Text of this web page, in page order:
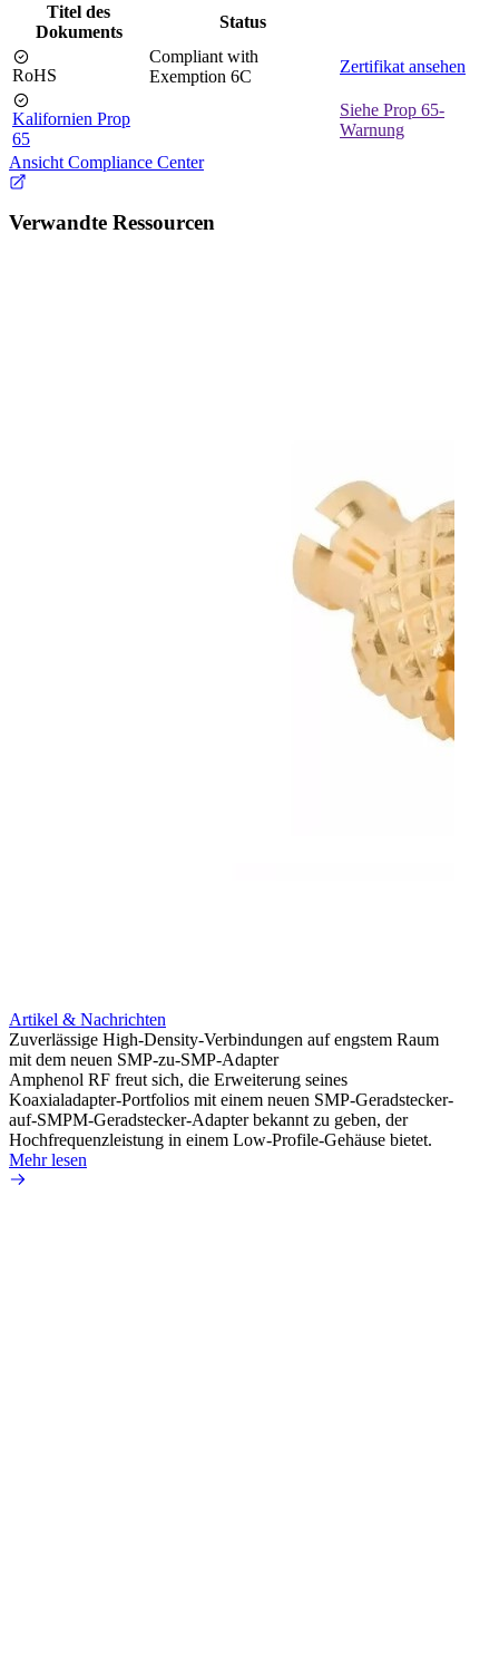
Titel des
Dokuments
Status
RoHS
Compliant with
Exemption 6C
Zertifikat ansehen
Kalifornien Prop
65
Siehe Prop 65-
Warnung
Ansicht Compliance Center
Verwandte Ressourcen
Artikel & Nachrichten
Zuverlässige High-Density-Verbindungen auf engstem Raum
mit dem neuen SMP-zu-SMP-Adapter
Amphenol RF freut sich, die Erweiterung seines
Koaxialadapter-Portfolios mit einem neuen SMP-Geradstecker-
auf-SMPM-Geradstecker-Adapter bekannt zu geben, der
Hochfrequenzleistung in einem Low-Profile-Gehäuse bietet.
Mehr lesen